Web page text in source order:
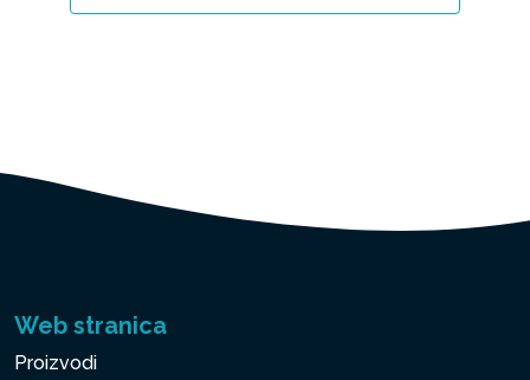
Web stranica
Proizvodi